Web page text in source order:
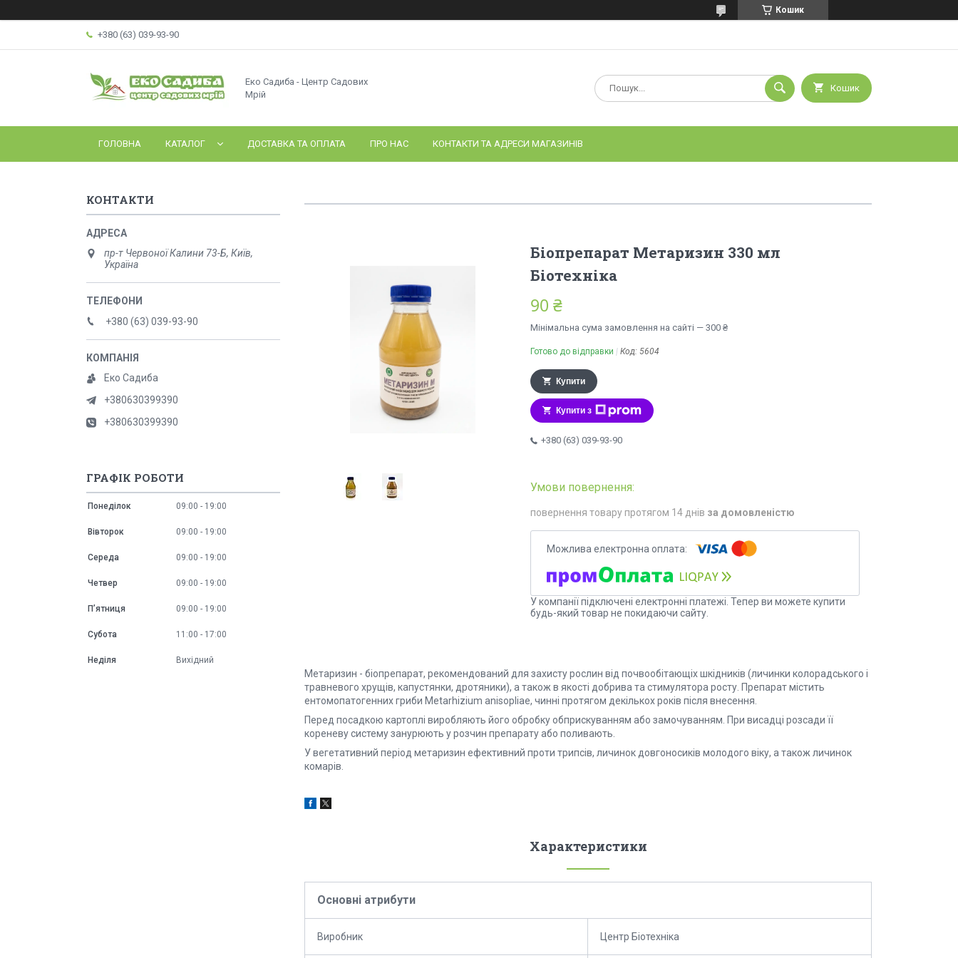
Кошик
+380 (63) 039-93-90
Еко Садиба - Центр Садових
Мрій
Кошик
ГОЛОВНА КАТАЛОГ ДОСТАВКА ТА ОПЛАТА ПРО НАС КОНТАКТИ ТА АДРЕСИ МАГАЗИНІВ
Біопрепарат Метаризин 330 мл
Біотехніка
90 ₴
Мінімальна сума замовлення на сайті — 300 ₴
Готово до відправки Код: 5604
Купити
Купити з
+380 (63) 039-93-90
повернення товару протягом 14 днів за домовленістю
У компанії підключені електронні платежі. Тепер ви можете купити
будь-який товар не покидаючи сайту.
Метаризин - біопрепарат, рекомендований для захисту рослин від почвообітающіх шкідників (личинки колорадського і
травневого хрущів, капустянки, дротяники), а також в якості добрива та стимулятора росту. Препарат містить
ентомопатогенних гриби Metarhizium anisopliae, чинні протягом декількох років після внесення.
Перед посадкою картоплі виробляють його обробку обприскуванням або замочуванням. При висадці розсади її
кореневу систему занурюють у розчин препарату або поливають.
У вегетативний період метаризин ефективний проти трипсів, личинок довгоносиків молодого віку, а також личинок
комарів.
Характеристики
Основні атрибути
Виробник Центр Біотехніка
КОНТАКТИ
пр-т Червоної Калини 73-Б, Київ,
Україна
+380 (63) 039-93-90
Еко Садиба
+380630399390
+380630399390
ГРАФІК РОБОТИ
Понеділок 09:00 19:00
Вівторок 09:00 19:00
Середа 09:00 19:00
Четвер 09:00 19:00
Пʼятниця 09:00 19:00
Субота 11:00 17:00
Неділя Вихідний